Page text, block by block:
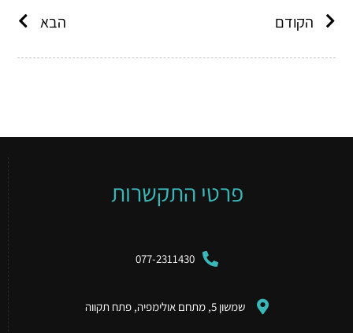
הקודם הבא
פרטי התקשרות
077-2311430
שמשון 5, מתחם אולימפיה, פתח תקווה